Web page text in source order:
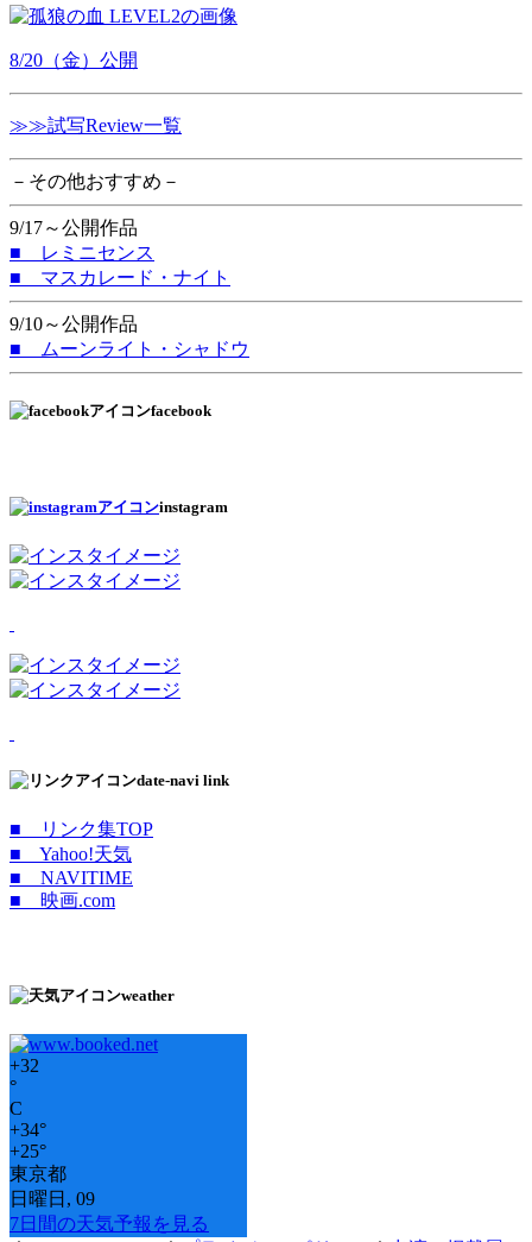
8/20（金）公開
≫≫試写Review一覧
－その他おすすめ－
9/17～公開作品
■ レミニセンス
■ マスカレード・ナイト
9/10～公開作品
■ ムーンライト・シャドウ
facebook
instagram
date-navi link
■ リンク集TOP
■ Yahoo!天気
■ NAVITIME
■ 映画.com
weather
+32
°
C
+34°
+25°
東京都
日曜日, 09
7日間の天気予報を見る